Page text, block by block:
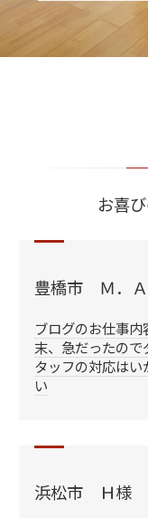
お喜
豊橋市 Ｍ．
ブログのお仕事
末、急だったの
タッフの対応は
い
浜松市 Ｈ様